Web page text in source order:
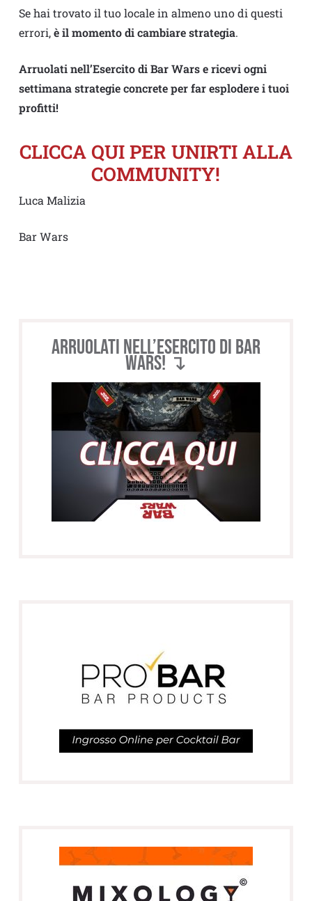
Se hai trovato il tuo locale in almeno uno di questi
errori,è il momento di cambiare strategia.
Arruolati nell’Esercito di Bar Wars e ricevi ogni
settimana strategie concrete per far esplodere i tuoi
profitti!
CLICCA QUI PER UNIRTI ALLA
COMMUNITY!
Luca Malizia
Bar Wars
Arruolati nell’esercito di BAR
WARS! ↴